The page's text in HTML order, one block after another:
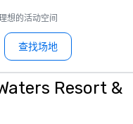
想的活动空间
查找场地
Resort &